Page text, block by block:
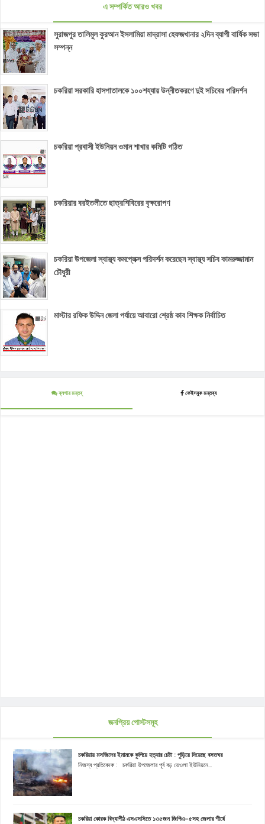
এ সম্পর্কিত আরও খবর
সুরাজপুর তালিমুল কুরআন ইসলামিয়া মাদ্রাসা হেফজখানার ২দিন ব্যাপী বার্ষিক সভা
সম্পন্ন
চকরিয়া সরকারি হাসপাতালকে ১০০শয্যায় উন্নীতকরণে দুই সচিবের পরিদর্শন
চকরিয়া প্রবাসী ইউনিয়ন ওমান শাখার কমিটি গঠিত
চকরিয়ার বরইতলীতে ছাত্রশিবিরের বৃক্ষরোপণ
চকরিয়া উপজেলা স্বাস্থ্য কমপ্লেক্স পরিদর্শন করেছেন স্বাস্থ্য সচিব কামরুজ্জামান
চৌধুরী
মাস্টার রফিক উদ্দিন জেলা পর্যায়ে আবারো শ্রেষ্ঠ কাব শিক্ষক নির্বাচিত
ব্লগার মন্তব্ ফেইসবুক মন্তব্য
জনপ্রিয় পোস্টসমূহ
চকরিয়ায় মসজিদের ইমামকে কুপিয়ে হত্যার চেষ্টা : পুড়িয়ে দিয়েছে বসতঘর
নিজস্ব প্রতিবেদক : চকরিয়া উপজেলার পূর্ব বড় ভেওলা ইউনিয়নে...
চকরিয়া কোরক বিদ্যাপীঠ এসএসসিতে ১৩৫জন জিপিএ-৫সহ জেলার শীর্ষে